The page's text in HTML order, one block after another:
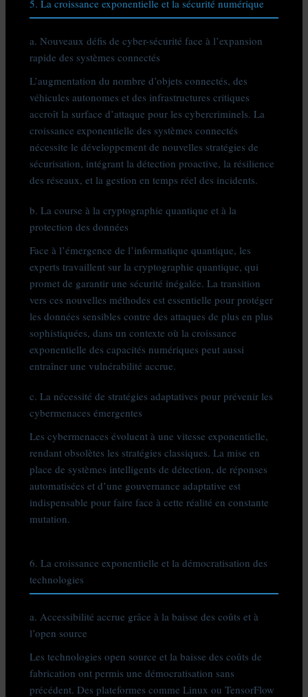
5. La croissance exponentielle et la sécurité numérique
a. Nouveaux défis de cyber-sécurité face à l’expansion
rapide des systèmes connectés
L’augmentation du nombre d’objets connectés, des
véhicules autonomes et des infrastructures critiques
accroît la surface d’attaque pour les cybercriminels. La
croissance exponentielle des systèmes connectés
nécessite le développement de nouvelles stratégies de
sécurisation, intégrant la détection proactive, la résilience
des réseaux, et la gestion en temps réel des incidents.
b. La course à la cryptographie quantique et à la
protection des données
Face à l’émergence de l’informatique quantique, les
experts travaillent sur la cryptographie quantique, qui
promet de garantir une sécurité inégalée. La transition
vers ces nouvelles méthodes est essentielle pour protéger
les données sensibles contre des attaques de plus en plus
sophistiquées, dans un contexte où la croissance
exponentielle des capacités numériques peut aussi
entraîner une vulnérabilité accrue.
c. La nécessité de stratégies adaptatives pour prévenir les
cybermenaces émergentes
Les cybermenaces évoluent à une vitesse exponentielle,
rendant obsolètes les stratégies classiques. La mise en
place de systèmes intelligents de détection, de réponses
automatisées et d’une gouvernance adaptative est
indispensable pour faire face à cette réalité en constante
mutation.
6. La croissance exponentielle et la démocratisation des
technologies
a. Accessibilité accrue grâce à la baisse des coûts et à
l’open source
Les technologies open source et la baisse des coûts de
fabrication ont permis une démocratisation sans
précédent. Des plateformes comme Linux ou TensorFlow